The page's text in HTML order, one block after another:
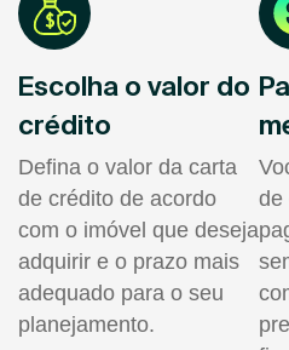
Escolha o valor do
crédito
Defina o valor da carta
de crédito de acordo
com o imóvel que deseja
adquirir e o prazo mais
adequado para o seu
planejamento.
de